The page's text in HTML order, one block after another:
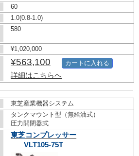
60
1.0(0.8-1.0)
580
¥1,020,000
¥563,100
詳細はこちらへ
カートに入れる
東芝産業機器システム
タンクマウント型（無給油式）
圧力開閉器式
東芝コンプレッサー
VLT105-75T